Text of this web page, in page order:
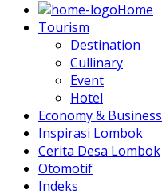
Home
Tourism
Destination
Cullinary
Event
Hotel
Economy & Business
Inspirasi Lombok
Cerita Desa Lombok
Otomotif
Indeks